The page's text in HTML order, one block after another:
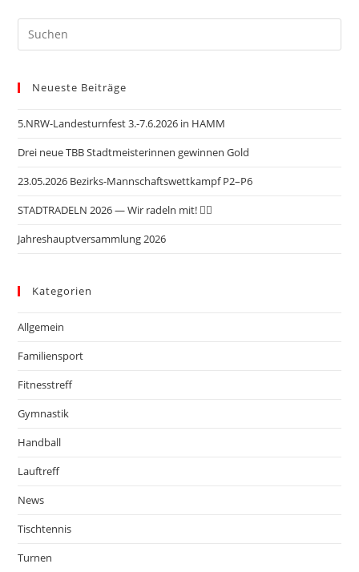
Neueste Beiträge
5.NRW-Landesturnfest 3.-7.6.2026 in HAMM
Drei neue TBB Stadtmeisterinnen gewinnen Gold
23.05.2026 Bezirks-Mannschaftswettkampf P2–P6
STADTRADELN 2026 — Wir radeln mit! 🚴‍♂️
Jahreshauptversammlung 2026
Kategorien
Allgemein
Familiensport
Fitnesstreff
Gymnastik
Handball
Lauftreff
News
Tischtennis
Turnen